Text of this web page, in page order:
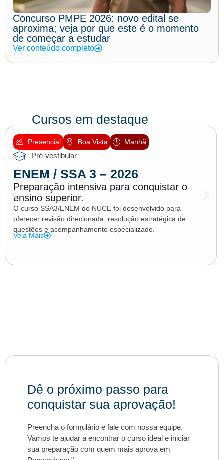
Concurso PMPE 2026: novo edital se
aproxima; veja por que este é o momento
de começar a estudar
Ver conteúdo completo
Cursos em destaque
Presencial Boa Vista Manhã
Pré-vestibular
ENEM / SSA 3 – 2026
Preparação intensiva para conquistar o
ensino superior.
O curso SSA3/ENEM do NUCE foi desenvolvido para
oferecer revisão direcionada, resolução estratégica de
questões e acompanhamento especializado.
Veja Mais
Dê o próximo passo para
conquistar sua aprovação!
Preencha o formulário e fale com nossa equipe.
Vamos te ajudar a encontrar o curso ideal e iniciar
sua preparação com quem mais aprova em